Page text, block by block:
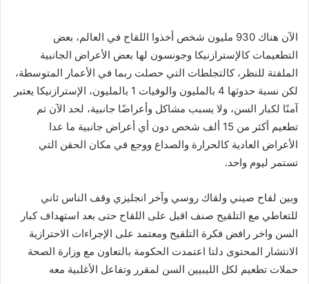
‎الآن هناك 930 مليون شخص أخذوا اللقاح في العالم، بعض
التطعيمات كالإسترازنيكا وجونسون لها بعض الأعراض الجانبية
الملفتة للنظر، كالتجلطات التي حصلت ربما في الأعمار المتوسطة،
لكن نسبة حدوثها 4 بالمليون والوفيات 1 بالمليون، الإسترازنيكا يعتبر
آمنًا لكبار السن، ولا يسبب مشاكل وأعراضًا جانبية، لحد الآن تم
تطعيم أكثر من 15 ألف شخص دون أي أعراض جانبية ما عدا
الأعراض العادية كالحرارة والصداع ووجع في مكان الحقن التي
تستمر ليوم واحد.
‎وبين لقاح صيني ولقاك روسي وآخر انجليزي وقف الناس ثاني
للتعاطي مع التلقيح صنف اقبل على اللقاح حتى بعد استهداف كبار
السن واخر رافض فكرة التلقيح ومعتمد على الإجراءات الاحترازية
الانتشار المحتوى دلتا اعتمدت الحكومة بالتعاون مع وزارة الصحة
حملات تطعيم لكل الليبيين السن لمقرر وتفاعل الأغلبية معه